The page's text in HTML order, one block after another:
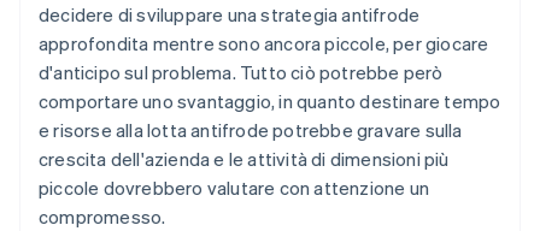
decidere di sviluppare una strategia antifrode
approfondita mentre sono ancora piccole, per giocare
d'anticipo sul problema. Tutto ciò potrebbe però
comportare uno svantaggio, in quanto destinare tempo
e risorse alla lotta antifrode potrebbe gravare sulla
crescita dell'azienda e le attività di dimensioni più
piccole dovrebbero valutare con attenzione un
compromesso.